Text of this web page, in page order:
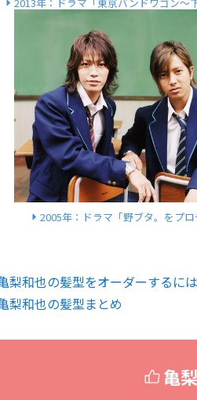
2005年：ドラマ「野ブタ。をプロ
梨和也の髪型をオーダーするに
梨和也の髪型まとめ
亀